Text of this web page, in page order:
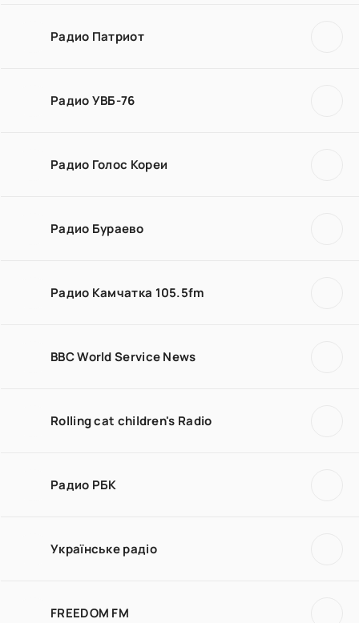
Радио Патриот
Радио УВБ-76
Радио Голос Кореи
Радио Бураево
Радио Камчатка 105.5fm
BBC World Service News
Rolling cat children's Radio
Радио РБК
Українське радіо
FREEDOM FM